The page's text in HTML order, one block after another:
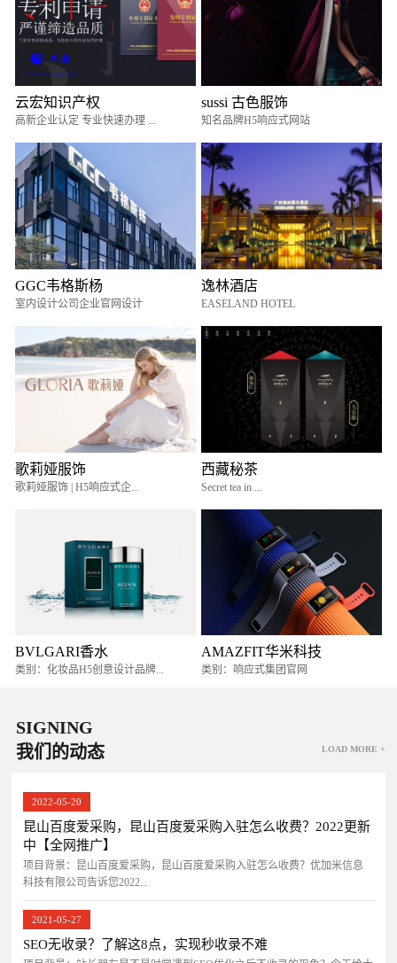
云宏知识产权
高新企业认定 专业快速办理 ...
sussi 古色服饰
知名品牌H5响应式网站
GGC韦格斯杨
室内设计公司企业官网设计
逸林酒店
EASELAND HOTEL
歌莉娅服饰
歌莉娅服饰 | H5响应式企...
西藏秘茶
Secret tea in ...
BVLGARI香水
类别：化妆品H5创意设计品牌...
AMAZFIT华米科技
类别：响应式集团官网
SIGNING
我们的动态
LOAD MORE +
2022-05-20
昆山百度爱采购，昆山百度爱采购入驻怎么收费？2022更新
中【全网推广】
项目背景：昆山百度爱采购，昆山百度爱采购入驻怎么收费？优加米信息
科技有限公司告诉您2022...
2021-05-27
SEO无收录？了解这8点，实现秒收录不难